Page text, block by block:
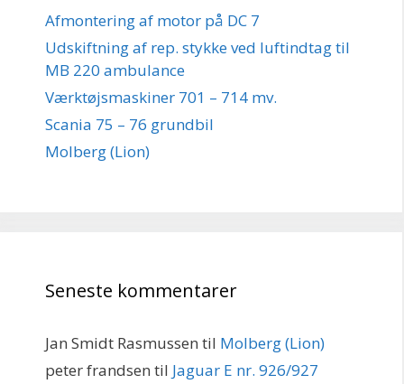
Afmontering af motor på DC 7
Udskiftning af rep. stykke ved luftindtag til
MB 220 ambulance
Værktøjsmaskiner 701 – 714 mv.
Scania 75 – 76 grundbil
Molberg (Lion)
Seneste kommentarer
Jan Smidt Rasmussen til Molberg (Lion)
peter frandsen til Jaguar E nr. 926/927